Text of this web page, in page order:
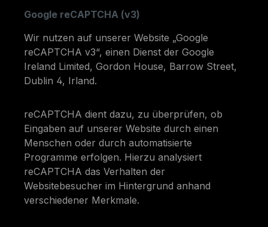
Google reCAPTCHA (v3)
Wir nutzen auf unserer Website „Google
reCAPTCHA v3“, einen Dienst der Google
Ireland Limited, Gordon House, Barrow Street,
Dublin 4, Irland.
reCAPTCHA dient dazu, zu überprüfen, ob
Eingaben auf unserer Website durch einen
Menschen oder durch automatisierte
Programme erfolgen. Hierzu analysiert
reCAPTCHA das Verhalten der
Websitebesucher im Hintergrund anhand
verschiedener Merkmale.